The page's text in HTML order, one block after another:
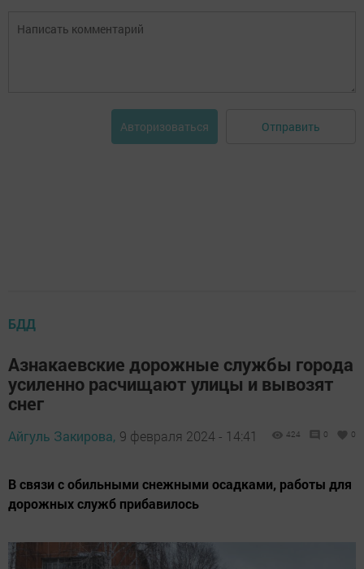
Авторизоваться Отправить
БДД
Азнакаевские дорожные службы города
усиленно расчищают улицы и вывозят
снег
Айгуль Закирова, 9 февраля 2024 - 14:41 424 0 0
В связи с обильными снежными осадками, работы для
дорожных служб прибавилось